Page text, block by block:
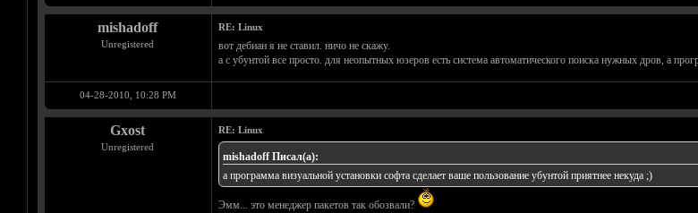
mishadoff
Unregistered
RE: Linux
вот дебиан я не ставил. ничо не скажу.
а с убунтой все просто. для неопытных юзеров есть система автоматического поиска нужных дров, а
04-28-2010, 10:28 PM
Gxost
Unregistered
RE: Linux
mishadoff Писал(а):
а программа визуальной установки софта сделает ваше пользование убунтой приятнее некуда ;)
Эмм... это менеджер пакетов так обозвали?